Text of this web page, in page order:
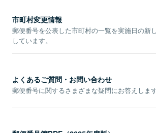
市町村変更情報
郵便番号を公表した市町村の一覧を実施日の新
しています。
よくあるご質問・お問い合わせ
郵便番号に関するさまざまな疑問にお答えします